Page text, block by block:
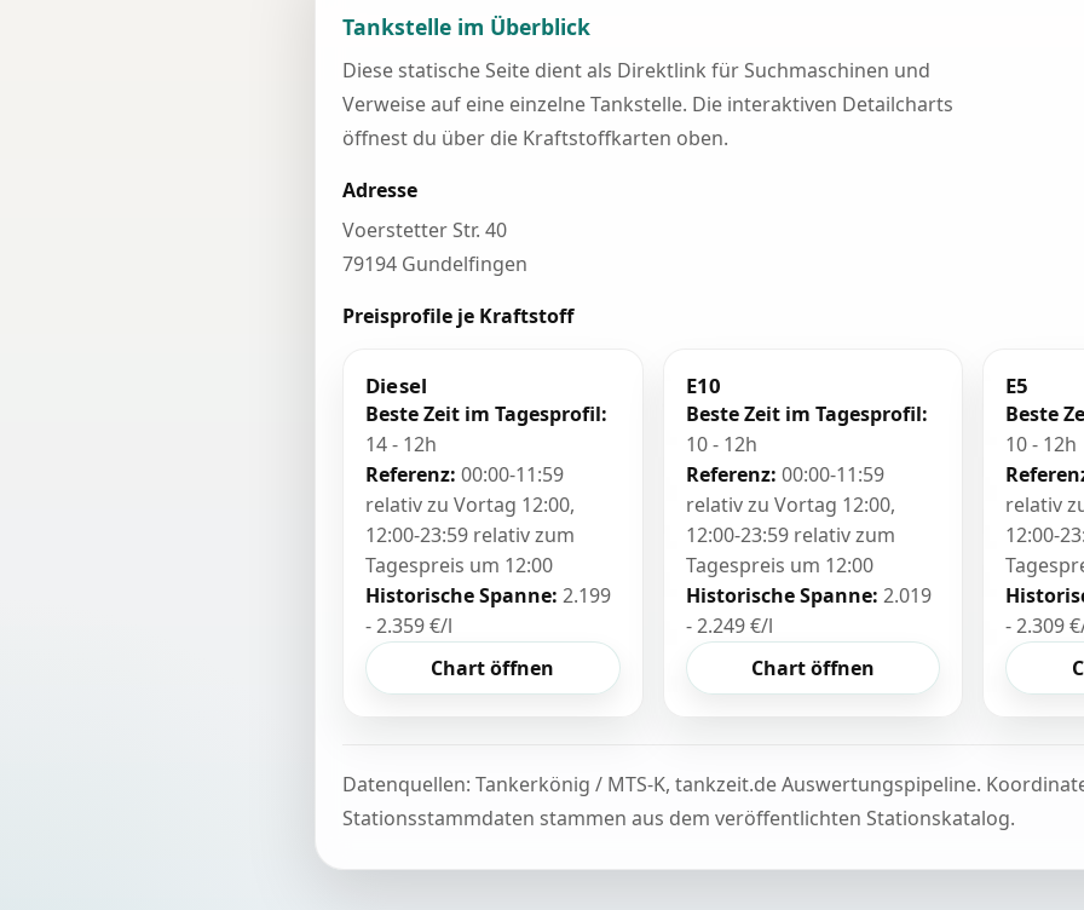
Tankstelle im Überblick
Diese statische Seite dient als Direktlink für Suchmaschinen und
Verweise auf eine einzelne Tankstelle. Die interaktiven Detailcharts
öffnest du über die Kraftstoffkarten oben.
Adresse
Voerstetter Str. 40
79194 Gundelfingen
Preisprofile je Kraftstoff
Diesel
Beste Zeit im Tagesprofil:
14 - 12h
Referenz: 00:00-11:59
relativ zu Vortag 12:00,
12:00-23:59 relativ zum
Tagespreis um 12:00
Historische Spanne: 2.199
- 2.359 €/l
Chart öffnen
E10
Beste Zeit im Tagesprofil:
10 - 12h
Referenz: 00:00-11:59
relativ zu Vortag 12:00,
12:00-23:59 relativ zum
Tagespreis um 12:00
Historische Spanne: 2.019
- 2.249 €/l
Chart öffnen
E5
Beste
10 - 12h
relativ
12:00-
- 2.309
Datenquellen: Tankerkönig / MTS-K, tankzeit.de Auswertungspipeline.
Stationsstammdaten stammen aus dem veröffentlichten Stationskatalog.